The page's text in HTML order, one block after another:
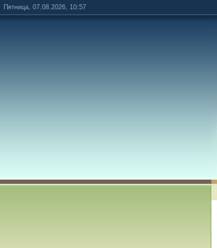
Пятница, 07.08.2026, 10:57